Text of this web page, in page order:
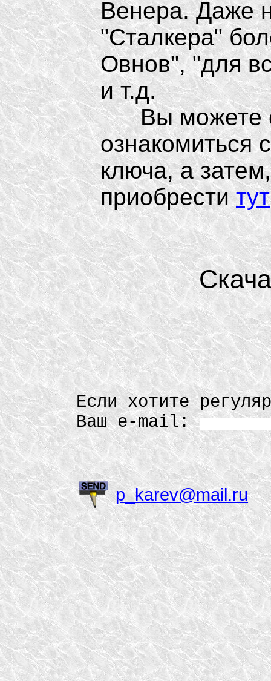
Венера. Даже
"Сталкера"
Овнов", "для
и т.д.
Вы можете
ознакомиться
ключа, а
приобреститут
Если хотите
Ваш e-mail:
p_karev@mail.ru